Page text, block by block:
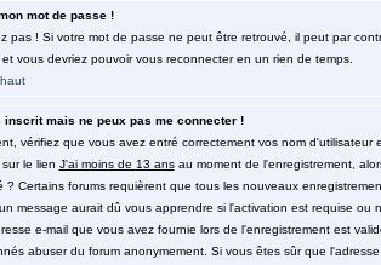
mot de passe !
pas ! Si votre mot de passe ne peut être retrouvé, il peut par
vous devriez pouvoir vous reconnecter en un rien de temps.
inscrit mais ne peux pas me connecter !
vérifiez que vous avez entré correctement vos nom
le lien J'ai moins de 13 ansau moment de l'enregistrement,
? Certains forums requièrent que tous les nouveaux
message aurait dû vous apprendre si l'activation est requise
e-mail que vous avez fournie lors de l'enregistrement est
abuser du forum anonymement. Si vous êtes sûr que